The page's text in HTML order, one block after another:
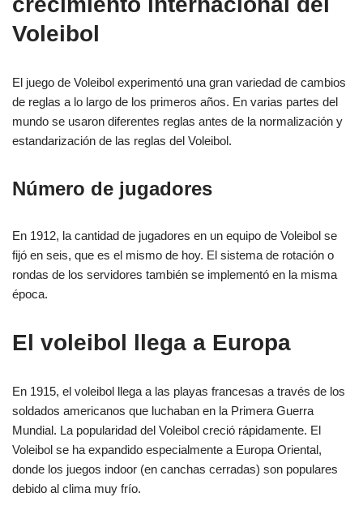
Voleibol
El juego de Voleibol experimentó una gran variedad de cambios
de reglas a lo largo de los primeros años. En varias partes del
mundo se usaron diferentes reglas antes de la normalización y
estandarización de las reglas del Voleibol.
Número de jugadores
En 1912, la cantidad de jugadores en un equipo de Voleibol se
fijó en seis, que es el mismo de hoy. El sistema de rotación o
rondas de los servidores también se implementó en la misma
época.
El voleibol llega a Europa
En 1915, el voleibol llega a las playas francesas a través de los
soldados americanos que luchaban en la Primera Guerra
Mundial. La popularidad del Voleibol creció rápidamente. El
Voleibol se ha expandido especialmente a Europa Oriental,
donde los juegos indoor (en canchas cerradas) son populares
debido al clima muy frío.